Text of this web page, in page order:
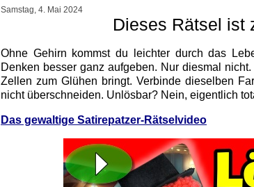
Samstag, 4. Mai 2024
Dieses Rätsel ist
Ohne Gehirn kommst du leichter durch das
Denken besser ganz aufgeben. Nur diesmal
Zellen zum Glühen bringt. Verbinde dieselben
nicht überschneiden. Unlösbar? Nein, eigentlich
Das gewaltige Satirepatzer-Rätselvideo